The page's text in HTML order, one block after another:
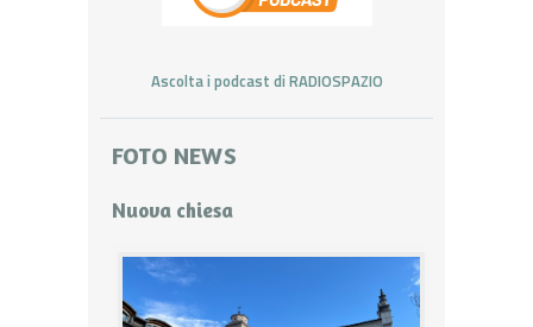
Ascolta i podcast di RADIOSPAZIO
FOTO NEWS
Nuova chiesa